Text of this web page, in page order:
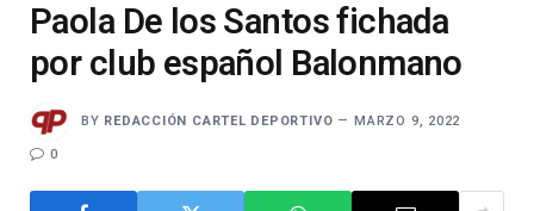
Paola De los Santos fichada
por club español Balonmano
BY REDACCIÓN CARTEL DEPORTIVO MARZO 9, 2022
0